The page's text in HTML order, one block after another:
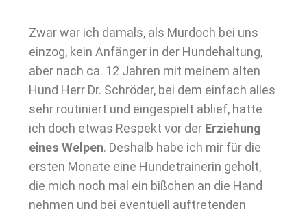
Zwar war ich damals, als Murdoch bei uns
einzog, kein Anfänger in der Hundehaltung,
aber nach ca. 12 Jahren mit meinem alten
Hund Herr Dr. Schröder, bei dem einfach alles
sehr routiniert und eingespielt ablief, hatte
ich doch etwas Respekt vor der Erziehung
eines Welpen. Deshalb habe ich mir für die
ersten Monate eine Hundetrainerin geholt,
die mich noch mal ein bißchen an die Hand
nehmen und bei eventuell auftretenden